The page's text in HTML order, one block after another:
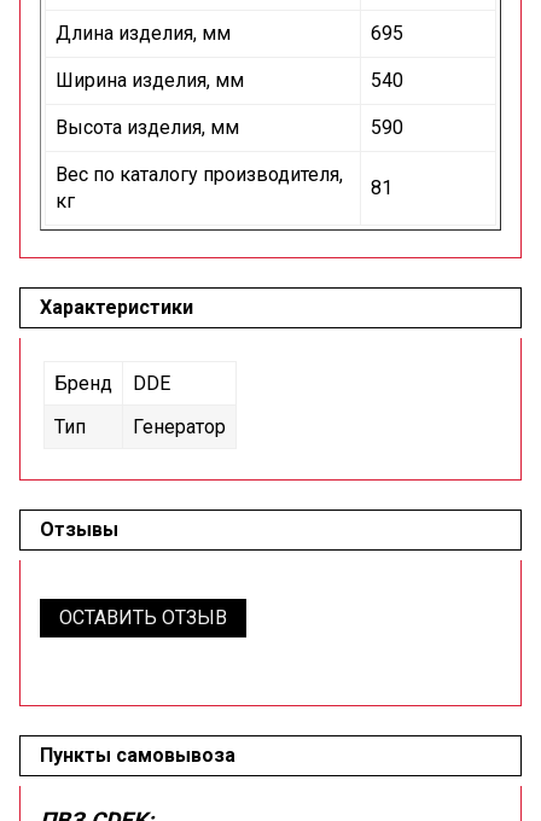
Длина изделия, мм 695
Ширина изделия, мм 540
Высота изделия, мм 590
Вес по каталогу производителя,
кг
81
Характеристики
Бренд
DDE
Тип
Генератор
Отзывы
ОСТАВИТЬ ОТЗЫВ
Пункты самовывоза